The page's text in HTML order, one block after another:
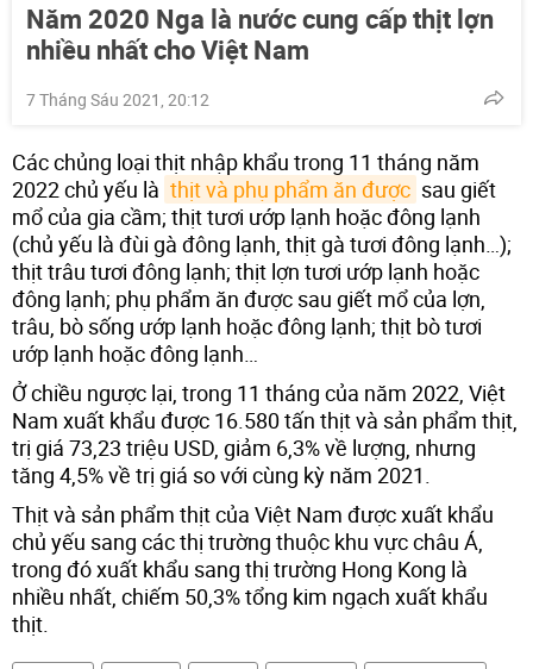
Năm 2020 Nga là nước cung cấp thịt lợn
nhiều nhất cho Việt Nam
7 Tháng Sáu 2021, 20:12
Các chủng loại thịt nhập khẩu trong 11 tháng năm
2022 chủ yếu là thịt và phụ phẩm ăn được sau giết
mổ của gia cầm; thịt tươi ướp lạnh hoặc đông lạnh
(chủ yếu là đùi gà đông lạnh, thịt gà tươi đông lạnh…);
thịt trâu tươi đông lạnh; thịt lợn tươi ướp lạnh hoặc
đông lạnh; phụ phẩm ăn được sau giết mổ của lợn,
trâu, bò sống ướp lạnh hoặc đông lạnh; thịt bò tươi
ướp lạnh hoặc đông lạnh…
Ở chiều ngược lại, trong 11 tháng của năm 2022, Việt
Nam xuất khẩu được 16.580 tấn thịt và sản phẩm thịt,
trị giá 73,23 triệu USD, giảm 6,3% về lượng, nhưng
tăng 4,5% về trị giá so với cùng kỳ năm 2021.
Thịt và sản phẩm thịt của Việt Nam được xuất khẩu
chủ yếu sang các thị trường thuộc khu vực châu Á,
trong đó xuất khẩu sang thị trường Hong Kong là
nhiều nhất, chiếm 50,3% tổng kim ngạch xuất khẩu
thịt.